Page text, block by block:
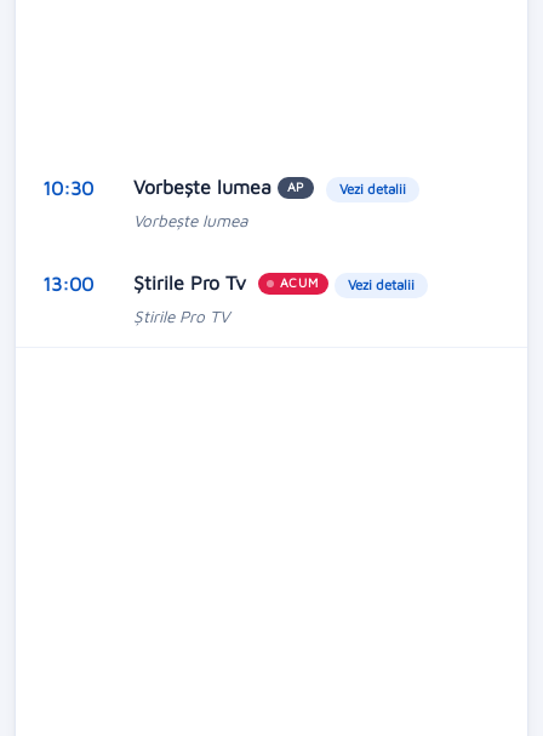
10:30 Vorbeşte lumea AP Vezi detalii
Vorbeşte lumea
13:00 Ştirile Pro Tv ACUM Vezi detalii
Ştirile Pro TV